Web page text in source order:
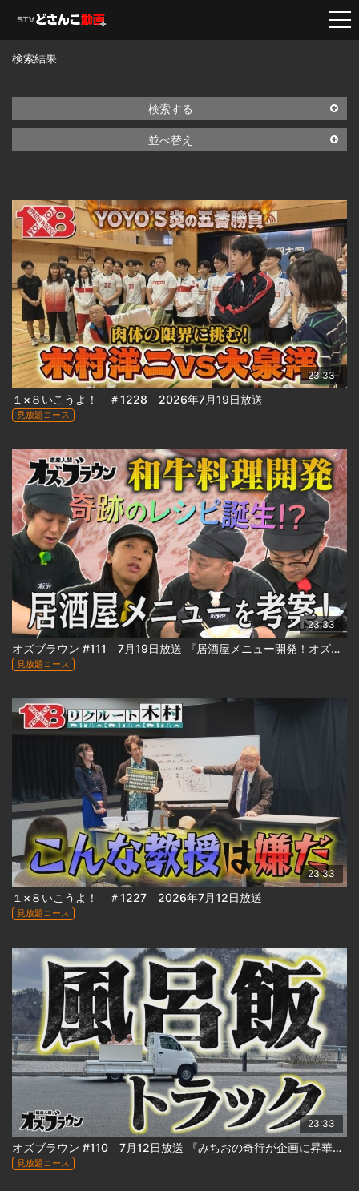
検索結果
検索する
並べ替え
23:33
１×８いこうよ！ ＃1228 2026年7月19日放送
見放題コース
23:33
オズブラウン #111 7月19日放送 『居酒屋メニュー開発！オズブラアルティ飯（前編）』
見放題コース
23:33
１×８いこうよ！ ＃1227 2026年7月12日放送
見放題コース
23:33
オズブラウン #110 7月12日放送 『みちおの奇行が企画に昇華！みちおの風呂飯トラック 』
見放題コース